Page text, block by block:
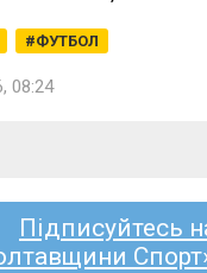
ФУТБОЛ
08:24
Підписуйтесь